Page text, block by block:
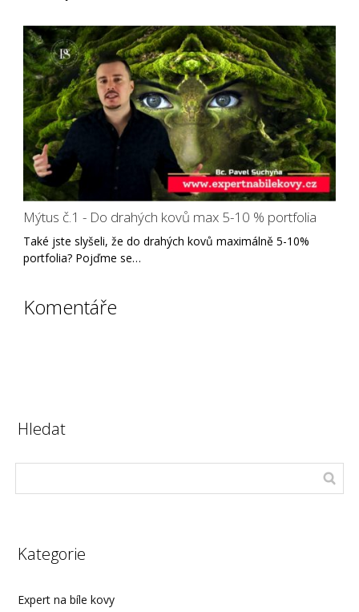
Mýtus č.1 - Do drahých kovů max 5-10 % portfolia
Také jste slyšeli, že do drahých kovů maximálně 5-10%
portfolia? Pojďme se…
Komentáře
Hledat
Kategorie
Expert na bíle kovy